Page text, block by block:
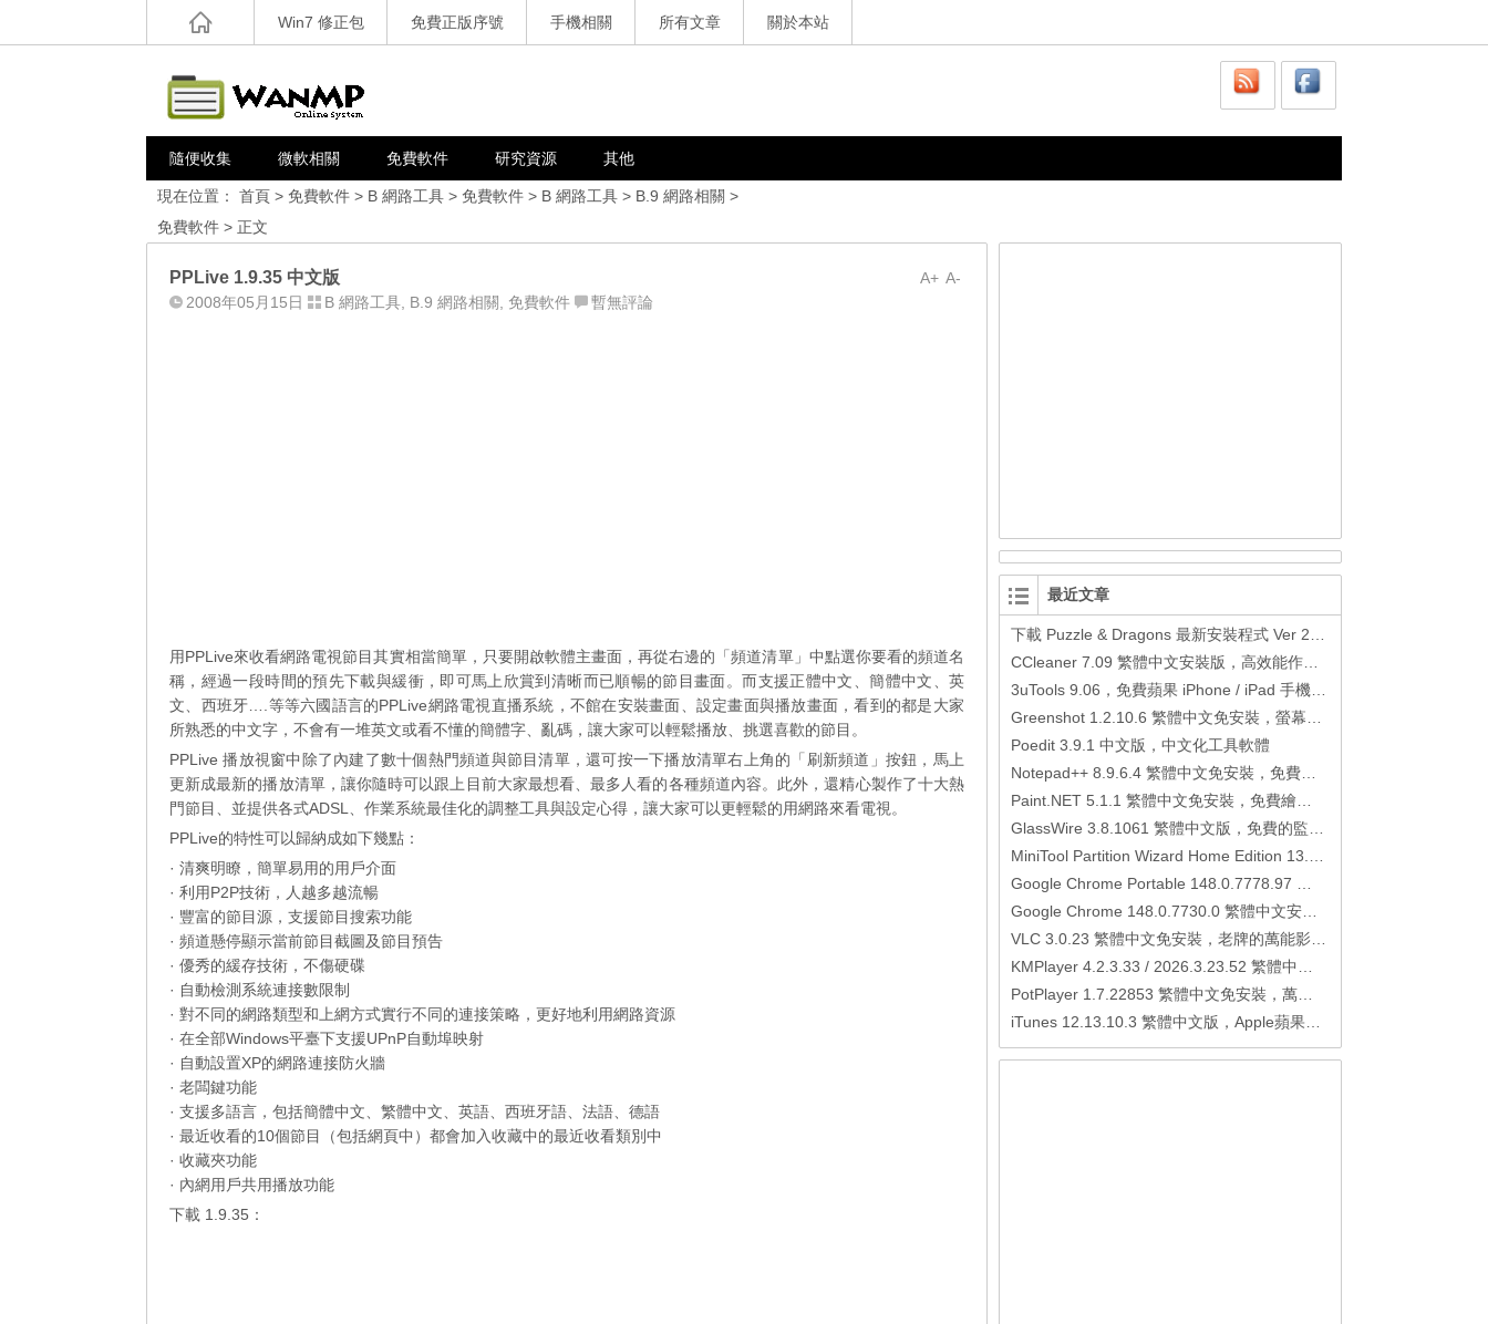
Win7 修正包 免費正版序號 手機相關 所有文章 關於本站
隨便收集 微軟相關 免費軟件 研究資源 其他
現在位置： 首頁 > 免費軟件 > B 網路工具 > 免費軟件 > B 網路工具 > B.9 網路相關 >
免費軟件 > 正文
A-
A+
PPLive 1.9.35 中文版
2008年05月15日 B 網路工具 B.9 網路相關 免費軟件 暫無評論
用PPLive來收看網路電視節目其實相當簡單，只要開啟軟體主畫面，再從右邊的「頻道清單」中點選你要看的頻道名
稱，經過一段時間的預先下載與緩衝，即可馬上欣賞到清晰而已順暢的節目畫面。而支援正體中文、簡體中文、英
文、西班牙….等等六國語言的PPLive網路電視直播系統，不館在安裝畫面、設定畫面與播放畫面，看到的都是大家
所熟悉的中文字，不會有一堆英文或看不懂的簡體字、亂碼，讓大家可以輕鬆播放、挑選喜歡的節目。
PPLive 播放視窗中除了內建了數十個熱門頻道與節目清單，還可按一下播放清單右上角的「刷新頻道」按鈕，馬上
更新成最新的播放清單，讓你隨時可以跟上目前大家最想看、最多人看的各種頻道內容。此外，還精心製作了十大熱
門節目、並提供各式ADSL、作業系統最佳化的調整工具與設定心得，讓大家可以更輕鬆的用網路來看電視。
PPLive的特性可以歸納成如下幾點：
· 清爽明瞭，簡單易用的用戶介面
· 利用P2P技術，人越多越流暢
· 豐富的節目源，支援節目搜索功能
· 頻道懸停顯示當前節目截圖及節目預告
· 優秀的緩存技術，不傷硬碟
· 自動檢測系統連接數限制
· 對不同的網路類型和上網方式實行不同的連接策略，更好地利用網路資源
· 在全部Windows平臺下支援UPnP自動埠映射
· 自動設置XP的網路連接防火牆
· 老闆鍵功能
· 支援多語言，包括簡體中文、繁體中文、英語、西班牙語、法語、德語
· 最近收看的10個節目（包括網頁中）都會加入收藏中的最近收看類別中
· 收藏夾功能
· 內網用戶共用播放功能
下載 1.9.35：
最近文章
Poedit 3.9.1 中文版，中文化工具軟體